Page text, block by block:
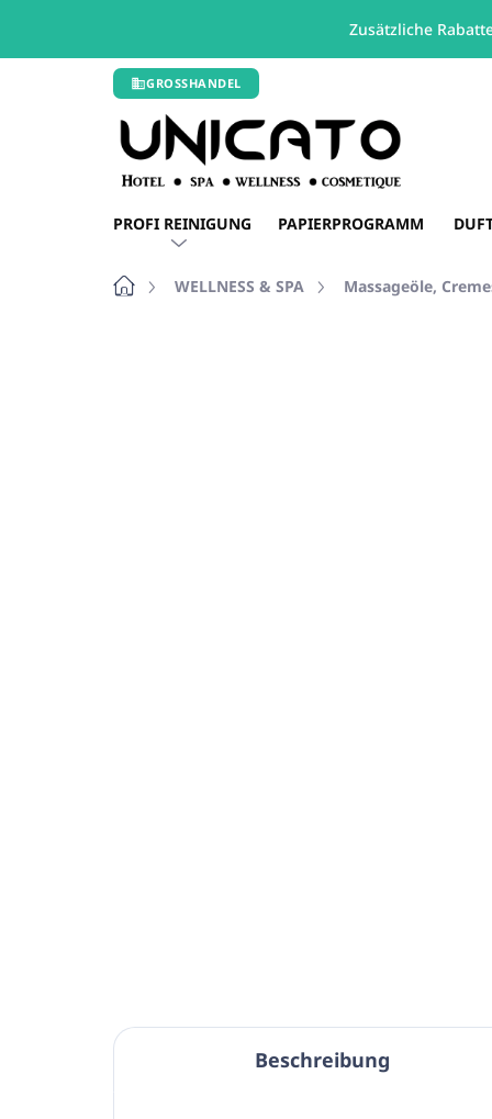
Zusätzliche
Zum
GROSSHANDEL
PROFI REINIGUNG PAPIERPROGRAMM
StartseiteWELLNESS & SPA Massageöle,
Beschreibung